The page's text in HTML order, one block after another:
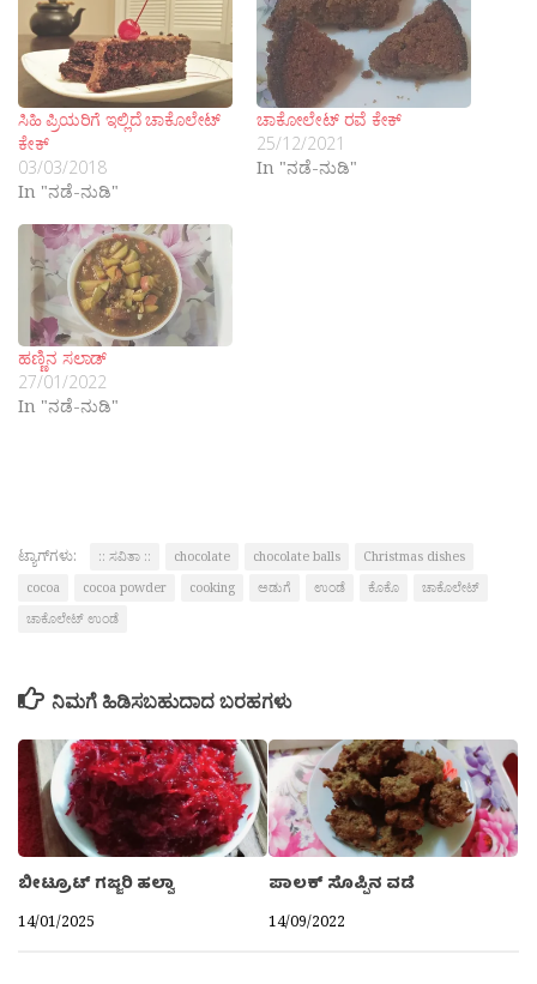
ಸಿಹಿ ಪ್ರಿಯರಿಗೆ ಇಲ್ಲಿದೆ ಚಾಕೊಲೇಟ್
ಕೇಕ್
03/03/2018
In "ನಡೆ-ನುಡಿ"
ಚಾಕೋ‍‍ಲೇಟ್ ರವೆ ಕೇಕ್
25/12/2021
In "ನಡೆ-ನುಡಿ"
ಹಣ್ಣಿನ ಸಲಾಡ್
27/01/2022
In "ನಡೆ-ನುಡಿ"
ಟ್ಯಾಗ್‌ಗಳು: :: ಸವಿತಾ :: chocolate chocolate balls
Christmas dishes
cocoa
cocoa powder cooking ಅಡುಗೆ ಉಂಡೆ ಕೊಕೊ
ಚಾಕೊಲೇಟ್
ಚಾಕೊಲೇಟ್ ಉಂಡೆ
ನಿಮಗೆ ಹಿಡಿಸಬಹುದಾದ ಬರಹಗಳು
ಬೀಟ್ರೂಟ್ ಗಜ್ಜರಿ ಹಲ್ವಾ
14/01/2025
ಪಾಲಕ್ ಸೊಪ್ಪಿನ ವಡೆ
14/09/2022